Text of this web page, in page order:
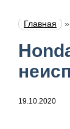
Главная »
19.10.2020